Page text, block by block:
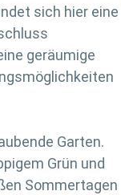
sich hier eine
geräumige
Garten.
Grün und
Sommertagen